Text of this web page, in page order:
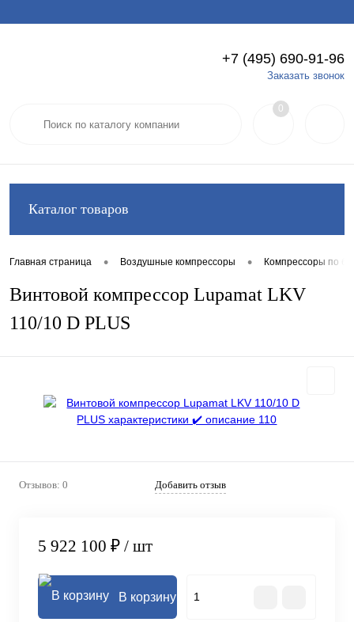
Вход Регистрация
+7 (495) 690-91-96
Заказать звонок
0
Каталог товаров
Главная страница • Воздушные компрессоры • Компрессоры по
Винтовой компрессор Lupamat LKV
110/10 D PLUS
Отзывов: 0 Добавить отзыв
5 922 100 ₽ / шт
В корзину